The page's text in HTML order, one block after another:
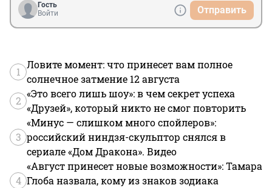
Гость
Войти
Отправить
1
Ловите момент: что принесет вам полное
солнечное затмение 12 августа
2
«Это всего лишь шоу»: в чем секрет успеха
«Друзей», который никто не смог повторить
3
«Минус — слишком много спойлеров»:
российский ниндзя-скульптор снялся в
сериале «Дом Дракона». Видео
4
«Август принесет новые возможности»: Тамара
Глоба назвала, кому из знаков зодиака